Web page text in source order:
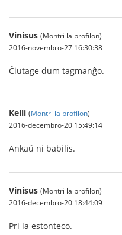
Vinisus (Montri la profilon)
2016-novembro-27 16:30:38
Ĉiutage dum tagmanĝo.
Kelli (Montri la profilon)
2016-decembro-20 15:49:14
Ankaŭ ni babilis.
Vinisus (Montri la profilon)
2016-decembro-20 18:44:09
Pri la estonteco.